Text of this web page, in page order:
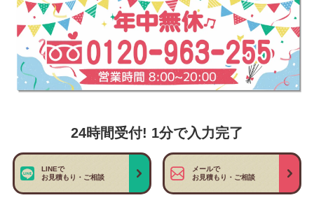
24時間受付! 1分で入力完了
LINEで
お見積もり・ご相談
メールで
お見積もり・ご相談